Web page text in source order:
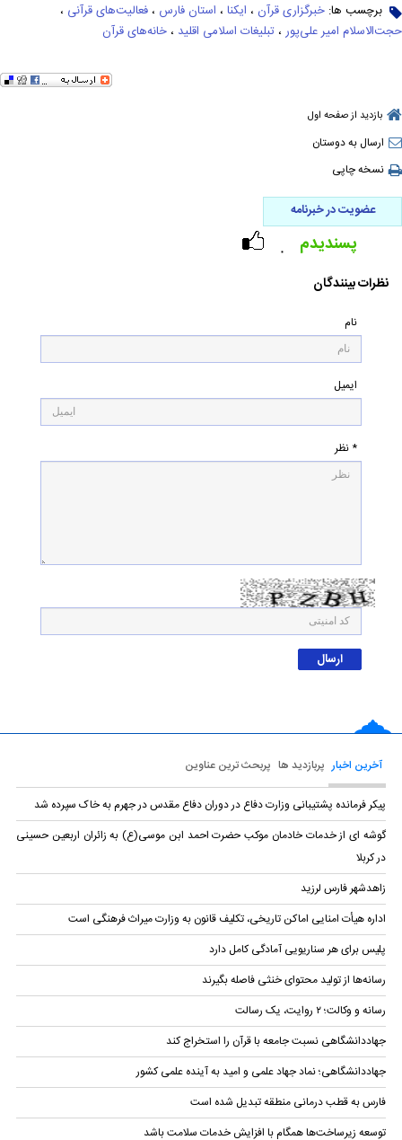
برچسب ها: خبرگزاری قرآن ، ایکنا ، استان فارس ، فعالیت‌های قرآنی ،
حجت‌الاسلام امیر علی‌پور ، تبلیغات اسلامی اقلید ، خانه‌های قرآن
بازدید از صفحه اول
ارسال به دوستان
نسخه چاپی
عضویت در خبرنامه
۰ پسندیدم
نظرات بینندگان
نام
ایمیل
* نظر
آخرین اخبار پربازدید ها پربحث ترین عناوین
پیکر فرمانده پشتیبانی وزارت دفاع در دوران دفاع مقدس در جهرم به خاک سپرده شد
گوشه ای از خدمات خادمان موکب حضرت احمد ابن موسی(ع) به زائران اربعین حسینی
در کربلا
زاهدشهر فارس لرزید
اداره هیأت امنایی اماکن تاریخی، تکلیف قانون به وزارت میراث فرهنگی است
پلیس برای هر سناریویی آمادگی کامل دارد
رسانه‌ها از تولید محتوای خنثی فاصله بگیرند
رسانه و وکالت؛ ۲ روایت، یک رسالت
جهاددانشگاهی نسبت جامعه با قرآن را استخراج کند
جهاددانشگاهی؛ نماد جهاد علمی و امید به آینده علمی کشور
فارس به قطب درمانی منطقه تبدیل شده است
توسعه زیرساخت‌ها همگام با افزایش خدمات سلامت باشد